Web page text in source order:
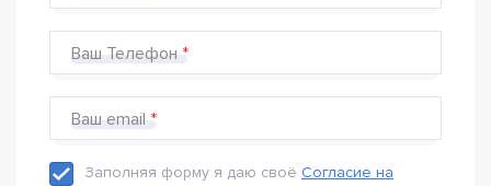
Ваш Телефон
Ваш email
Заполняя форму я даю своё Согласие на